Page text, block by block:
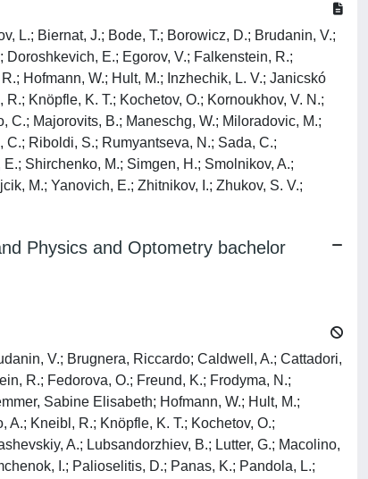
L.; Biernat, J.; Bode, T.; Borowicz, D.; Brudanin, V.;
E.; Egorov, V.; Falkenstein, R.;
Hofmann, W.; Hult, M.; Inzhechik, L. V.; Janicskó
Knöpfle, K. T.; Kochetov, O.; Kornoukhov, V. N.;
C.; Majorovits, B.; Maneschg, W.; Miloradovic, M.;
Riboldi, S.; Rumyantseva, N.; Sada, C.;
Shirchenko, M.; Simgen, H.; Smolnikov, A.;
M.; Yanovich, E.; Zhitnikov, I.; Zhukov, S. V.;
Physics and Optometry bachelor
V.; Brugnera, Riccardo; Caldwell, A.; Cattadori,
R.; Fedorova, O.; Freund, K.; Frodyma, N.;
Sabine Elisabeth; Hofmann, W.; Hult, M.;
A.; Kneibl, R.; Knöpfle, K. T.; Kochetov, O.;
A.; Lubsandorzhiev, B.; Lutter, G.; Macolino,
I.; Palioselitis, D.; Panas, K.; Pandola, L.;